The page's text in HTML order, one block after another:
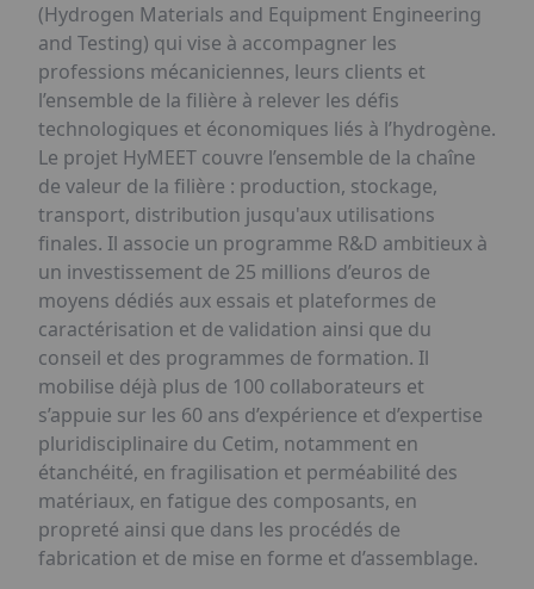
(Hydrogen Materials and Equipment Engineering
and Testing) qui vise à accompagner les
professions mécaniciennes, leurs clients et
l’ensemble de la filière à relever les défis
technologiques et économiques liés à l’hydrogène.
Le projet HyMEET couvre l’ensemble de la chaîne
de valeur de la filière : production, stockage,
transport, distribution jusqu'aux utilisations
finales. Il associe un programme R&D ambitieux à
un investissement de 25 millions d’euros de
moyens dédiés aux essais et plateformes de
caractérisation et de validation ainsi que du
conseil et des programmes de formation. Il
mobilise déjà plus de 100 collaborateurs et
s’appuie sur les 60 ans d’expérience et d’expertise
pluridisciplinaire du Cetim, notamment en
étanchéité, en fragilisation et perméabilité des
matériaux, en fatigue des composants, en
propreté ainsi que dans les procédés de
fabrication et de mise en forme et d’assemblage.